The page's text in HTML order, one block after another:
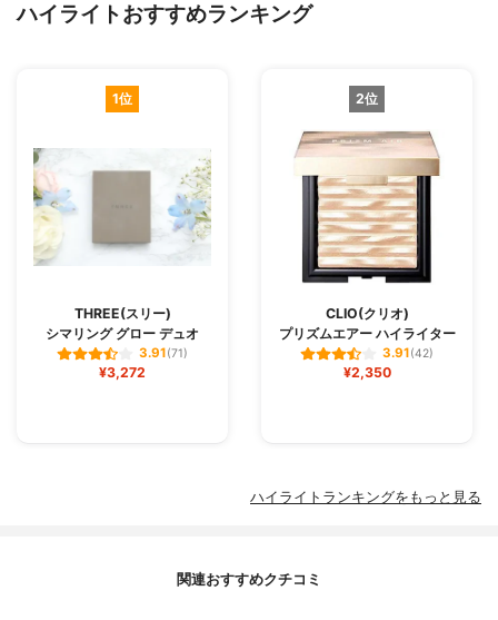
ハイライトおすすめランキング
1位
THREE(スリー)
シマリング グロー デュオ
3.91(71)
¥3,272
2位
CLIO(クリオ)
プリズムエアー ハイライター
3.91(42)
¥2,350
ハイライトランキングをもっと見る
関連おすすめクチコミ